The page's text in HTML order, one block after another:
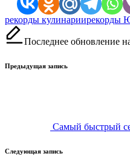
Метки:
рекорды кулинариирекорды
Последнее обновление
Навигация
Предыдущая запись
Самый быстрый
Следующая запись